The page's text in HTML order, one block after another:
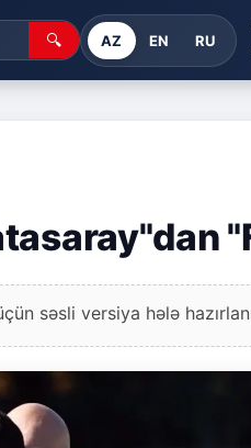
🔍 AZ EN RU
səsli versiya hələ